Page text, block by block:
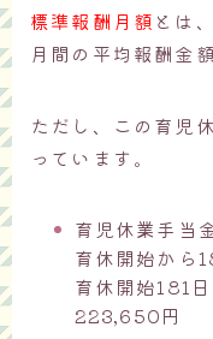
標準報酬月額 とは
月間の平均報酬金
ただし、この育児
っています。
育児休業手当
育休開始から
育休開始181
223,650円